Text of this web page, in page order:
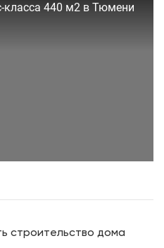
класса 440 м2 в Тюмени
строительство дома